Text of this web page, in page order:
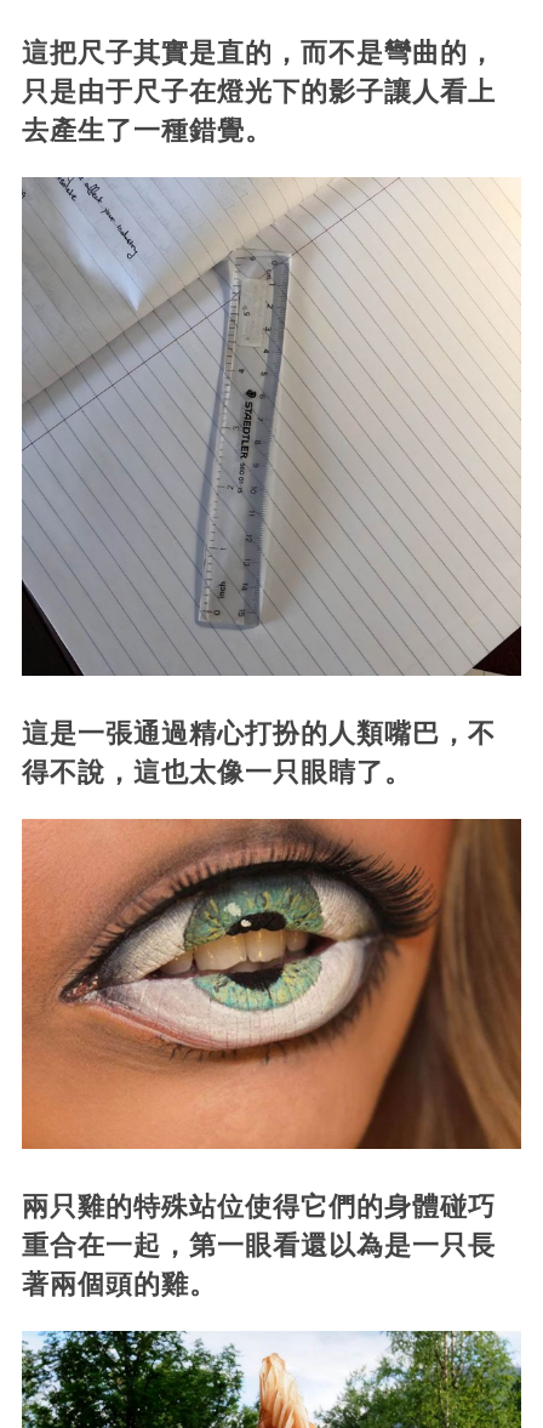
這把尺子其實是直的，而不是彎曲的，
只是由于尺子在燈光下的影子讓人看上
去產生了一種錯覺。
這是一張通過精心打扮的人類嘴巴，不
得不說，這也太像一只眼睛了。
兩只雞的特殊站位使得它們的身體碰巧
重合在一起，第一眼看還以為是一只長
著兩個頭的雞。